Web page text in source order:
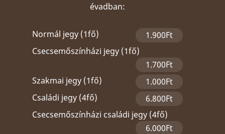
évadban:
Normál jegy (1fő)
1.900Ft
Csecsemőszínházi jegy (1fő)
1.700Ft
Szakmai jegy (1fő)
1.000Ft
Családi jegy (4fő)
6.800Ft
Csecsemőszínházi családi jegy (4fő)
6.000Ft